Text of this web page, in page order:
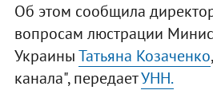
Об этом сообщила
вопросам люстрации
УкраиныТатьяна Козаченко
канала", передаетУНН.